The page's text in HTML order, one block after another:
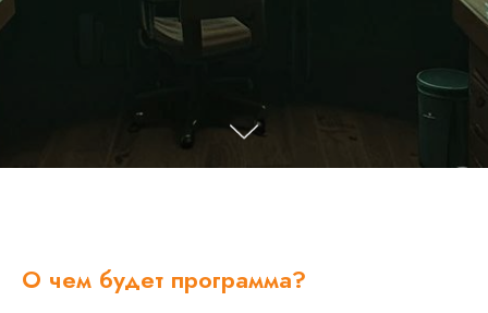
О чем будет программа?